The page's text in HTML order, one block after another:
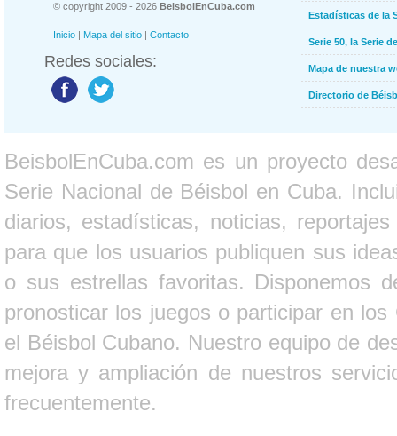
© copyright 2009 - 2026 BeisbolEnCuba.com
Inicio | Mapa del sitio | Contacto
Redes sociales:
Estadísticas de la
Serie 50, la Serie
Mapa de nuestra
Directorio de
BeisbolEnCuba.com es un proyecto
Serie Nacional de Béisbol en Cuba.
diarios, estadísticas, noticias,
para que los usuarios publiquen sus
o sus estrellas favoritas. Disponemos
pronosticar los juegos o participar en
el Béisbol Cubano. Nuestro equipo de
mejora y ampliación de nuestros
frecuentemente.